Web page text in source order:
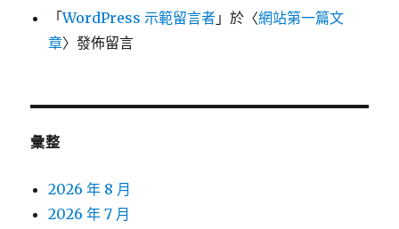
「WordPress 示範留言者 」於〈網站第一篇文
章〉發佈留言
彙整
2026 年 8 月
2026 年 7 月